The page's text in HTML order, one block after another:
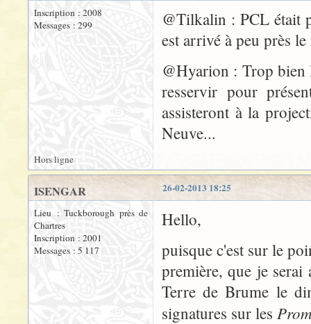
Inscription : 2008
Messages : 299
@Tilkalin : PCL était
est arrivé à peu près
@Hyarion : Trop bien
resservir pour
assisteront à la
Neuve...
Hors ligne
26-02-2013 18:25
ISENGAR
Lieu : Tuckborough près de
Chartres
Inscription : 2001
Messages : 5 117
Hello,
puisque c'est sur le
première, que je
Terre de Brume le
signatures sur les